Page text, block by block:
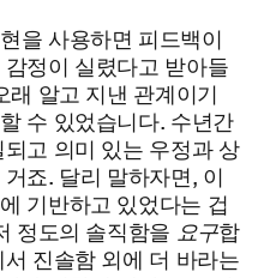
을 사용하면 피드백이
정이 실렸다고 받아들
알고 지낸 관계이기
수 있었습니다. 수년간
고 의미 있는 우정과 상
죠. 달리 말하자면, 이
기반하고 있었다는 겁
정도의 솔직함을 요구합
진솔함 외에 더 바라는